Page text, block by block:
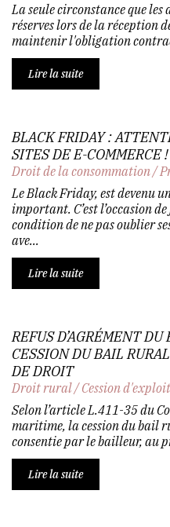
La seule circonstance que
réserves lors de la réception
maintenir l'obligation
Lire la suite
BLACK FRIDAY :
SITES DE E-COMMERCE !
Droit de la consommation/
Le Black Friday, est devenu
important. C’est l’occasion
condition de ne pas oublier
ave...
Lire la suite
REFUS D’AGRÉMENT
CESSION DU BAIL
DE DROIT
Droit rural/Cession
Selon l’article L.411-35 du
maritime, la cession du bail
consentie par le bailleur, au
Lire la suite